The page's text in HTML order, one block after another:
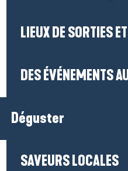
LIEUX DE SORTIES
DES ÉVÉNEMENTS
Déguster
SAVEURS LOCALES
SALÉES !